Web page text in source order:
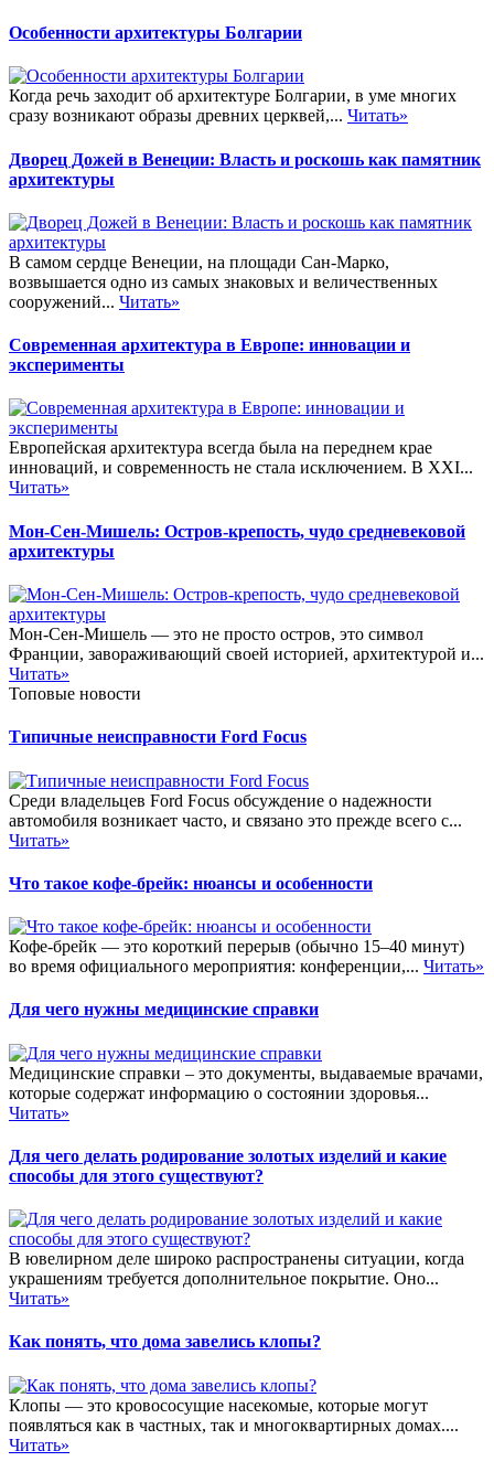
Особенности архитектуры Болгарии
Когда речь заходит об архитектуре Болгарии, в уме многих
сразу возникают образы древних церквей,... Читать»
Дворец Дожей в Венеции: Власть и роскошь как памятник
архитектуры
В самом сердце Венеции, на площади Сан-Марко,
возвышается одно из самых знаковых и величественных
сооружений... Читать»
Современная архитектура в Европе: инновации и
эксперименты
Европейская архитектура всегда была на переднем крае
инноваций, и современность не стала исключением. В XXI...
Читать»
Мон-Сен-Мишель: Остров-крепость, чудо средневековой
архитектуры
Мон-Сен-Мишель — это не просто остров, это символ
Франции, завораживающий своей историей, архитектурой и...
Читать»
Топовые новости
Типичные неисправности Ford Focus
Среди владельцев Ford Focus обсуждение о надежности
автомобиля возникает часто, и связано это прежде всего с...
Читать»
Что такое кофе-брейк: нюансы и особенности
Кофе-брейк — это короткий перерыв (обычно 15–40 минут)
во время официального мероприятия: конференции,... Читать»
Для чего нужны медицинские справки
Медицинские справки – это документы, выдаваемые врачами,
которые содержат информацию о состоянии здоровья...
Читать»
Для чего делать родирование золотых изделий и какие
способы для этого существуют?
В ювелирном деле широко распространены ситуации, когда
украшениям требуется дополнительное покрытие. Оно...
Читать»
Как понять, что дома завелись клопы?
Клопы — это кровососущие насекомые, которые могут
появляться как в частных, так и многоквартирных домах....
Читать»